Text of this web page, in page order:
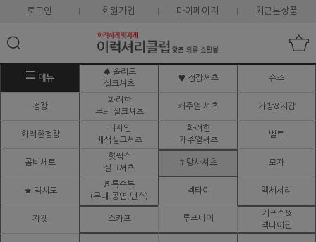
로그인 회원가입 마이페이지 최근본상품
메뉴
♠ 솔리드
실크셔츠
♥ 정장셔츠 슈즈
정장
화려한
무늬 실크셔츠
캐주얼 셔츠 가방&지갑
화려한정장
디자인
배색실크셔츠
화려한
캐주얼셔츠
벨트
콤비세트
핫픽스
실크셔츠
# 망사셔츠 모자
★ 턱시도
♬ 특수복
(무대.공연,댄스)
넥타이 액세서리
자켓 스카프 루프타이
커프스&
넥타이핀